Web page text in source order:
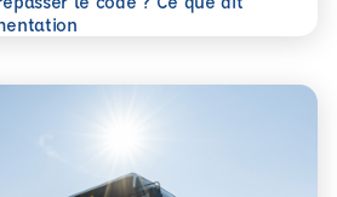
le code ? Ce que dit vraiment